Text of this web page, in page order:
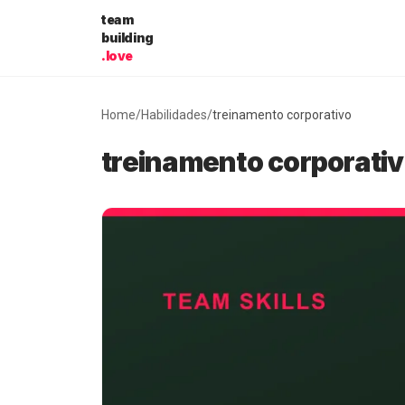
team
building
.love
Home/Habilidades/treinamento corporativo
treinamento